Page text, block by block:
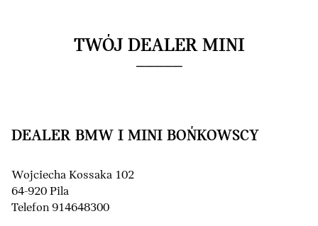
TWÓJ DEALER MINI
DEALER BMW I MINI BOŃKOWSCY
Wojciecha Kossaka 102
64-920 Pila
Telefon 914648300